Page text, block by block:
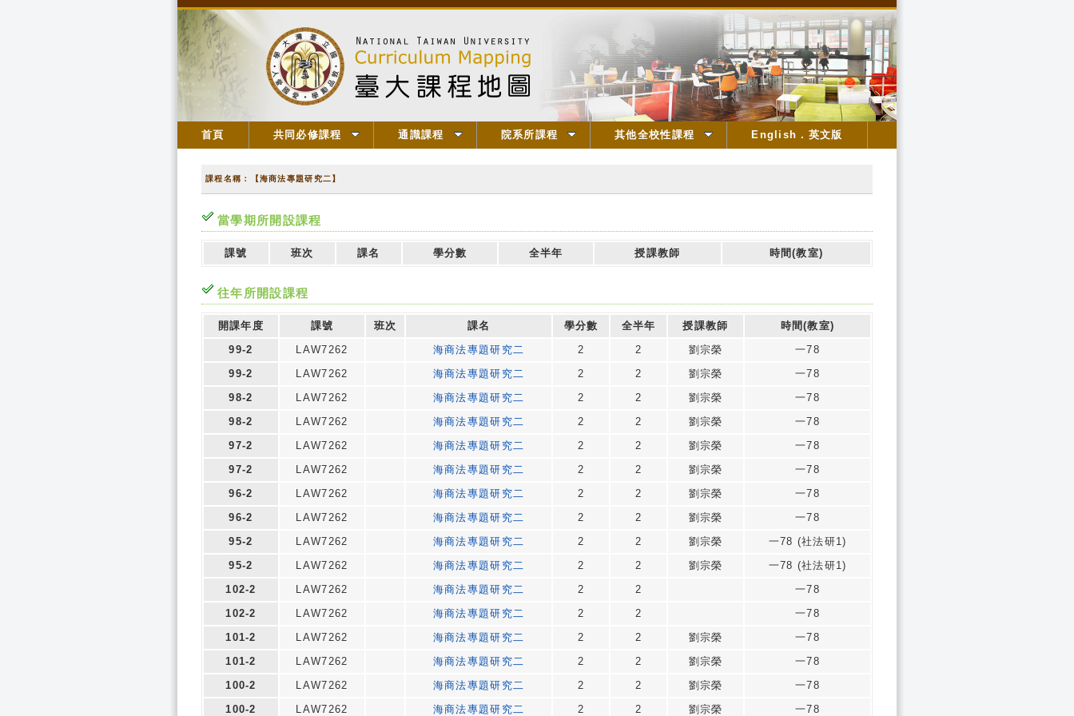
首頁 共同必修課程 通識課程 院系所課程 其他全校性課程 English．英文版
課程名稱：【海商法專題研究二】
當學期所開設課程
課號 班次 課名 學分數 全半年 授課教師 時間(教室)
往年所開設課程
開課年度 課號 班次 課名 學分數 全半年 授課教師
時間(教室)
99-2
LAW7262 海商法專題研究二 2 2 劉宗榮
一78
99-2
LAW7262 海商法專題研究二 2 2 劉宗榮
一78
98-2
LAW7262 海商法專題研究二 2 2 劉宗榮
一78
98-2
LAW7262 海商法專題研究二 2 2 劉宗榮
一78
97-2
LAW7262 海商法專題研究二 2 2 劉宗榮
一78
97-2
LAW7262 海商法專題研究二 2 2 劉宗榮
一78
96-2
LAW7262 海商法專題研究二 2 2 劉宗榮
一78
96-2
LAW7262 海商法專題研究二 2 2 劉宗榮
一78
95-2
LAW7262 海商法專題研究二 2 2 劉宗榮
一78 (社法研1)
95-2
LAW7262 海商法專題研究二 2 2 劉宗榮
一78 (社法研1)
102-2
LAW7262 海商法專題研究二 2 2
一78
102-2
LAW7262 海商法專題研究二 2 2
一78
101-2
LAW7262 海商法專題研究二 2 2 劉宗榮
一78
101-2
LAW7262 海商法專題研究二 2 2 劉宗榮
一78
100-2
LAW7262 海商法專題研究二 2 2 劉宗榮
一78
100-2
LAW7262 海商法專題研究二 2 2 劉宗榮 一78